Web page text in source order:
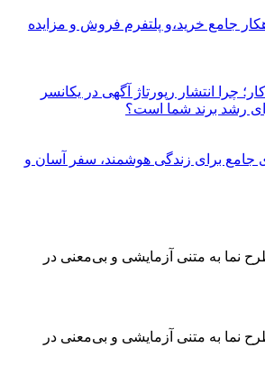
جامع خرید،و پلتفرم فروش و مزایده
چرا انتشار رپورتاژ آگهی در یکانسر
رشد برند شما است؟
جامع برای زندگی هوشمند، سفر آسان و
نما به متنی آزمایشی و بی‌معنی در
نما به متنی آزمایشی و بی‌معنی در